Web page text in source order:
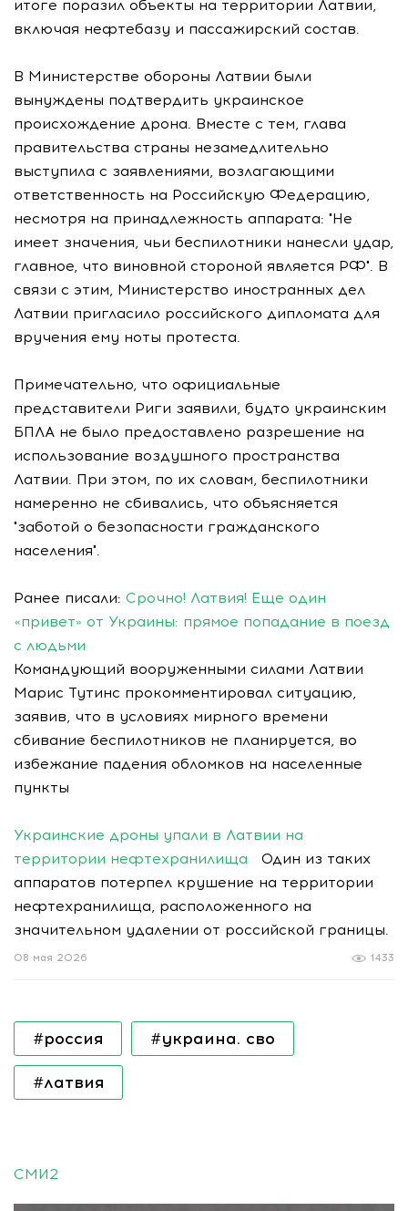
итоге поразил объекты на территории Латвии,
включая нефтебазу и пассажирский состав.
В Министерстве обороны Латвии были
вынуждены подтвердить украинское
происхождение дрона. Вместе с тем, глава
правительства страны незамедлительно
выступила с заявлениями, возлагающими
ответственность на Российскую Федерацию,
несмотря на принадлежность аппарата: "Не
имеет значения, чьи беспилотники нанесли удар,
главное, что виновной стороной является РФ". В
связи с этим, Министерство иностранных дел
Латвии пригласило российского дипломата для
вручения ему ноты протеста.
Примечательно, что официальные
представители Риги заявили, будто украинским
БПЛА не было предоставлено разрешение на
использование воздушного пространства
Латвии. При этом, по их словам, беспилотники
намеренно не сбивались, что объясняется
"заботой о безопасности гражданского
населения".
Ранее писали: Срочно! Латвия! Еще один
«привет» от Украины: прямое попадание в поезд
с людьми
Командующий вооруженными силами Латвии
Марис Тутинс прокомментировал ситуацию,
заявив, что в условиях мирного времени
сбивание беспилотников не планируется, во
избежание падения обломков на населенные
пункты
Украинские дроны упали в Латвии на
территории нефтехранилища Один из таких
аппаратов потерпел крушение на территории
нефтехранилища, расположенного на
значительном удалении от российской границы.
1433
08 мая 2026
#россия #украина. сво
#латвия
СМИ2